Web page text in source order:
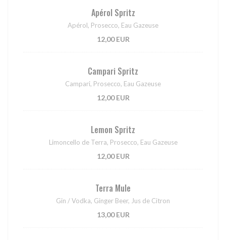
Apérol Spritz
Apérol, Prosecco, Eau Gazeuse
12,00 EUR
Campari Spritz
Campari, Prosecco, Eau Gazeuse
12,00 EUR
Lemon Spritz
Limoncello de Terra, Prosecco, Eau Gazeuse
12,00 EUR
Terra Mule
Gin / Vodka, Ginger Beer, Jus de Citron
13,00 EUR